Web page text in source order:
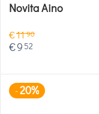
Novita Aino
€1190
€9 52
-20%